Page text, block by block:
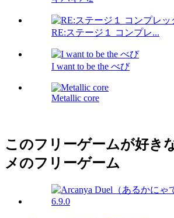
RE:ステージ１ コンプレ...
I want to be the べび
Metallic core
このフリーゲームが好き
メのフリーゲーム